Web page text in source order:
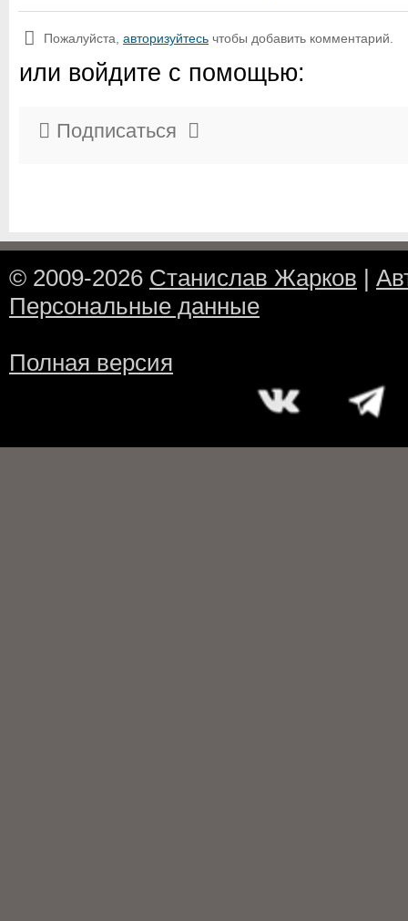
Пожалуйста, авторизуйтесь чтобы добавить комментарий.
или войдите с помощью:
Подписаться
© 2009-2026 Станислав Жарков |
Персональные данные
Полная версия